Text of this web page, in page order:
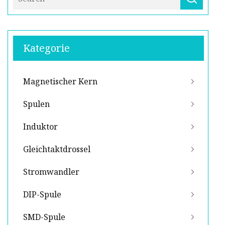
Kategorie
Magnetischer Kern
Spulen
Induktor
Gleichtaktdrossel
Stromwandler
DIP-Spule
SMD-Spule